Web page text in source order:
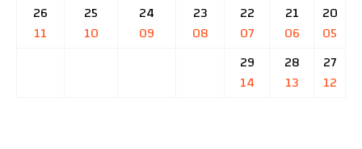
20
05
21
06
22
07
23
08
24
09
25
10
26
11
27
12
28
13
29
14